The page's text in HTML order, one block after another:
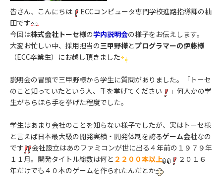
皆さん、こんにちは
ECCコンピュータ専門学校進路指導課の杣
田です
今回は株式会社トーセ様の学内説明会の様子をお伝えします。
大変お忙しい中、採用担当の三甲野様とプログラマーの伊藤様
（ECC卒業生）にお越し頂きました
説明会の冒頭で三甲野様から学生に質問がありました。「トーセ
のこと知っていたという人、手を挙げてください
」何人かの学
生がちらほら手を挙げた程度でした。
学生はあまり会社のことを知らない様子でしたが、実はトーセ様
と言えば日本最大級の開発実績・開発体制を誇るゲーム会社なの
です
会社設立はあのファミコンが世に出る４年前の１９７９年
１１月。開発タイトル総数は何と ２２００本以上
２０１６
年だけでも４０本のゲームを作られたんだとか